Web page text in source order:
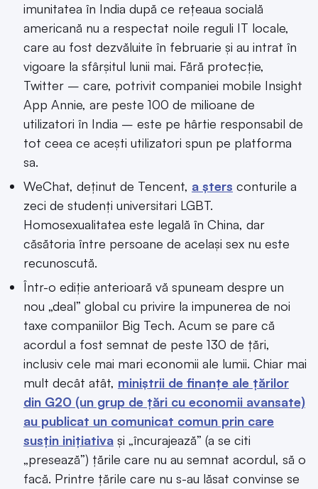
imunitatea în India după ce rețeaua socială
americană nu a respectat noile reguli IT locale,
care au fost dezvăluite în februarie și au intrat în
vigoare la sfârșitul lunii mai. Fără protecție,
Twitter – care, potrivit companiei mobile Insight
App Annie, are peste 100 de milioane de
utilizatori în India – este pe hârtie responsabil de
tot ceea ce acești utilizatori spun pe platforma
sa.
WeChat, deținut de Tencent, a șters conturile a
zeci de studenți universitari LGBT.
Homosexualitatea este legală în China, dar
căsătoria între persoane de același sex nu este
recunoscută.
Într-o ediție anterioară vă spuneam despre un
nou „deal” global cu privire la impunerea de noi
taxe companiilor Big Tech. Acum se pare că
acordul a fost semnat de peste 130 de țări,
inclusiv cele mai mari economii ale lumii. Chiar mai
mult decât atât, miniștrii de finanțe ale țărilor
din G20 (un grup de țări cu economii avansate)
au publicat un comunicat comun prin care
susțin inițiativa și „încurajează” (a se citi
„presează”) țările care nu au semnat acordul, să o
facă. Printre țările care nu s-au lăsat convinse se